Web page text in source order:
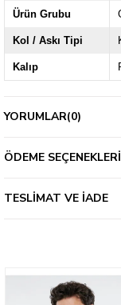
Ürün Grubu
Kol / Askı Tipi
Kalıp
YORUMLAR(0)
ÖDEME SEÇENEKLERI
TESLIMAT VE İADE